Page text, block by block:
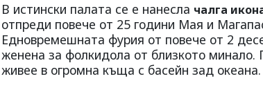
В истински палата се е нанесла чалга
отпреди повече от 25 години Мая и
Едновремешната фурия от повече от 2
женена за фолкидола от близкото
живее в огромна къща с басейн зад океана.